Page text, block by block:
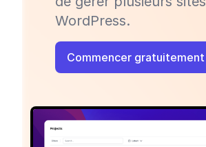
WordPress.
Commencer gratuitement